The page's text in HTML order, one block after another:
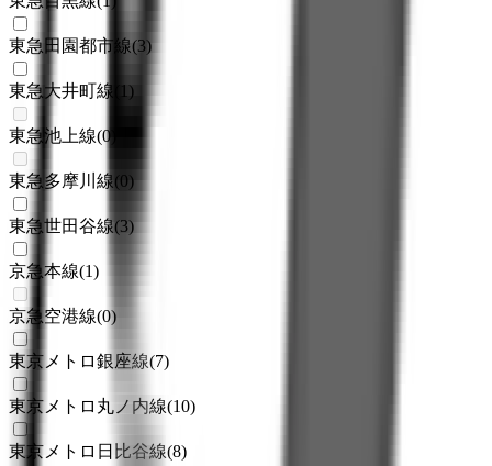
東急田園都市線(3)
東急大井町線 1)
東急池上線(0
東急多摩川線(0)
東急世田谷線(3)
京急本線(1)
京急空港線(0)
東京メトロ銀座線(7)
東京メトロ丸ノ内線(10)
東京メトロ日比谷線(8)